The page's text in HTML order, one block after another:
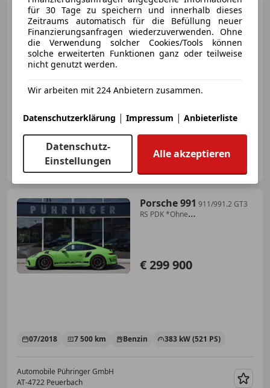
Porsche 991911 Carrera
GTS Cabrio PDK GTS
€ 149 900
04/2019 17 246 km Benzin 331 kW (450 PS)
AT-6341 Ebbs
Porsche 991 911/991.2 GT3
RS PDK *Ohne
€ 299 900
07/2018 7 500 km Benzin 383 kW (521 PS)
Automobile Pühringer GmbH
AT-4722 Peuerbach
für 30 Tage zu speichern und innerhalb dieses
Zeitraums automatisch für die Befüllung neuer
Finanzierungsanfragen wiederzuverwenden. Ohne
die Verwendung solcher Cookies/Tools können
solche erweiterten Funktionen ganz oder teilweise
nicht genutzt werden.
Wir arbeiten mit 224 Anbietern zusammen.
Datenschutzerklärung | Impressum | Anbieterliste
Datenschutz-
Einstellungen
Alle akzeptieren